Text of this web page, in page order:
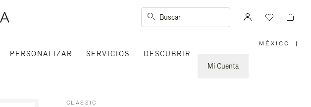
Buscar
PERSONALIZAR SERVICIOS
DESCUBRIR
Mi Cuenta
MÉXICO |
CLASSIC